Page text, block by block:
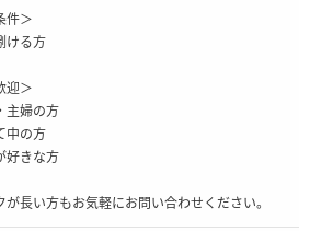
件＞
ける方
迎＞
主婦の方
中の方
好きな方
が長い方もお気軽にお問い合わせください。